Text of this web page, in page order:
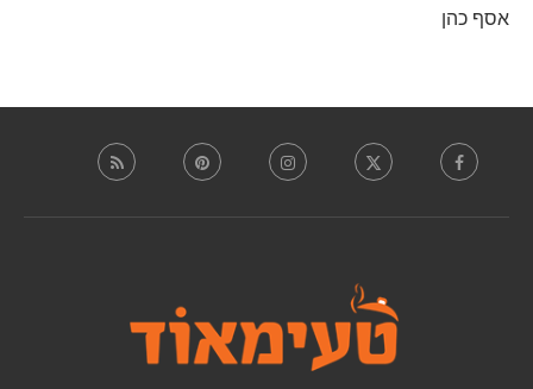
אסף כהן